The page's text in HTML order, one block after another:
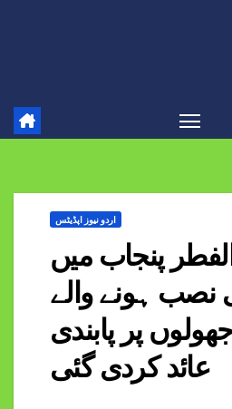
اردو نیوز اپڈیٹس
پنجاب میں
ہونے والے
پر پابندی
عائد کردی گئی